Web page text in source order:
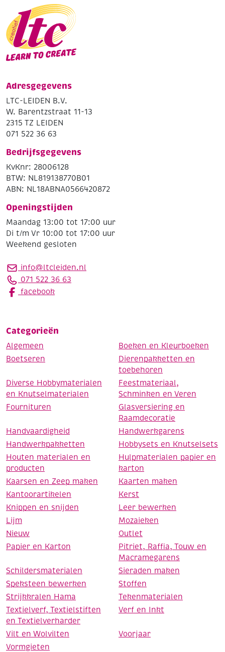
Adresgegevens
LTC-LEIDEN B.V.
W. Barentzstraat 11-13
2315 TZ LEIDEN
071 522 36 63
Bedrijfsgegevens
KvKnr: 28006128
BTW: NL819138770B01
ABN: NL18ABNA0566420872
Openingstijden
Maandag 13:00 tot 17:00 uur
Di t/m Vr 10:00 tot 17:00 uur
Weekend gesloten
info@ltcleiden.nl
071 522 36 63
facebook
Categorieën
Algemeen
Boeken en Kleurboeken
Boetseren
Dierenpakketten en
toebehoren
Diverse Hobbymaterialen
en Knutselmaterialen
Feestmateriaal,
Schminken en Veren
Fournituren
Glasversiering en
Raamdecoratie
Handvaardigheid
Handwerkgarens
Handwerkpakketten
Hobbysets en Knutselsets
Houten materialen en
producten
Hulpmaterialen papier en
karton
Kaarsen en Zeep maken
Kaarten maken
Kantoorartikelen
Kerst
Knippen en snijden
Leer bewerken
Lijm
Mozaieken
Nieuw
Outlet
Papier en Karton
Pitriet, Raffia, Touw en
Macramegarens
Schildersmaterialen
Sieraden maken
Speksteen bewerken
Stoffen
Strijkkralen Hama
Tekenmaterialen
Textielverf, Textielstiften
en Textielverharder
Verf en Inkt
Vilt en Wolvilten
Voorjaar
Vormgieten